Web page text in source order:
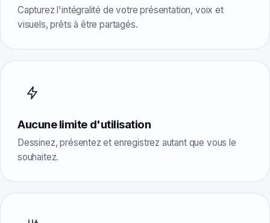
Capturez l'intégralité de votre présentation, voix et
visuels, prêts à être partagés.
Aucune limite d'utilisation
Dessinez, présentez et enregistrez autant que vous le
souhaitez.